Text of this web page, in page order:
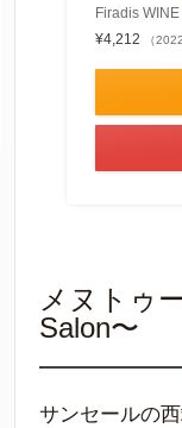
Firadis
¥4,212
（
メヌトゥ
Salon〜
サンセールの